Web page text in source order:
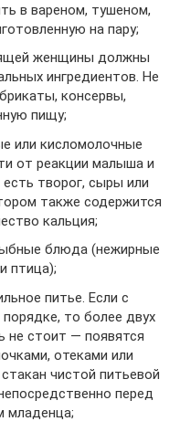
в вареном, тушеном,
на пару;
женщины должны
ингредиентов. Не
консервы,
пищу;
или кисломолочные
от реакции малыша и
творог, сыры или
также содержится
кальция;
блюда (нежирные
птица);
питье. Если с
то более двух
не стоит — появятся
отеками или
чистой питьевой
перед
младенца;